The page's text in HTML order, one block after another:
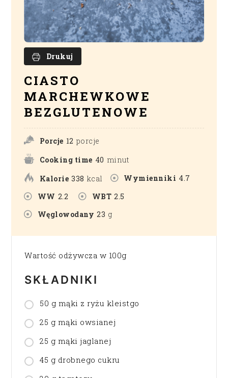
Drukuj
CIASTO
MARCHEWKOWE
BEZGLUTENOWE
Porcje 12 porcje
Cooking time 40 minut
Kalorie 338 kcal Wymienniki 4.7
WW 2.2 WBT 2.5
Węglowodany 23 g
Wartość odżywcza w 100g
SKŁADNIKI
50 g mąki z ryżu kleistgo
25 g mąki owsianej
25 g mąki jaglanej
45 g drobnego cukru